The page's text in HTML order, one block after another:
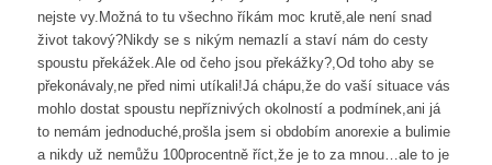
nejste vy.Možná to tu všechno říkám moc krutě,ale není snad
život takový?Nikdy se s nikým nemazlí a staví nám do cesty
spoustu překážek.Ale od čeho jsou překážky?,Od toho aby se
překonávaly,ne před nimi utíkali!Já chápu,že do vaší situace vás
mohlo dostat spoustu nepříznivých okolností a podmínek,ani já
to nemám jednoduché,prošla jsem si obdobím anorexie a bulimie
a nikdy už nemůžu 100procentně říct,že je to za mnou…ale to je